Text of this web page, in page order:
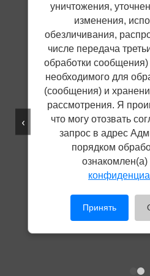
уничтожения,
изменения,
обезличивания,
числе передача
обработки сообщения)
необходимого для
(сообщения) и
рассмотрения. Я
что могу отозвать
запрос в адрес
порядком
ознакомлен(а)
Принять
‹